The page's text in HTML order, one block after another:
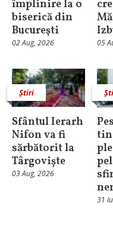
împlinire la o
biserică din
Bucureşti
02 Aug, 2026 05
Știri
Sfântul Ierarh
Nifon va fi
sărbătorit la
Târgoviște
03 Aug, 2026
31